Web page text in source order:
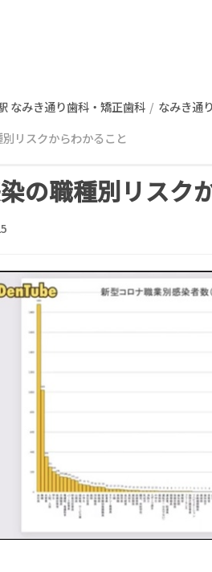
なみき通り歯科・矯正歯科
なみき通
リスクからわかること
の職種別リスク